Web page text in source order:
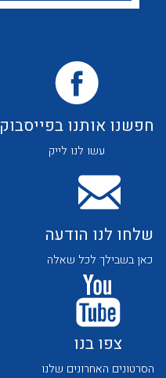
לכל מוצרי היצרן
חפשנו אותנו בפייסבוק
עשו לנו לייק
שלחו לנו הודעה
כאן בשבילך לכל שאלה
צפו בנו
הסרטונים האחרונים שלנו